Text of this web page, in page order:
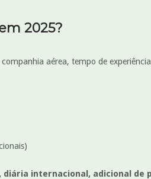
2025?
aérea, tempo de
diária internacional, adicional de